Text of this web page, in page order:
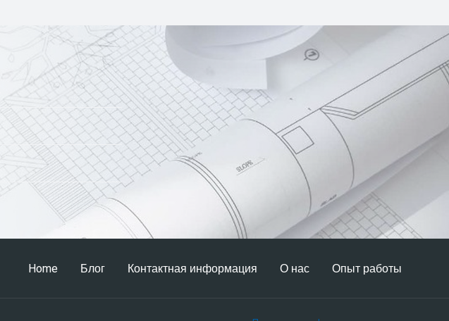
Home Блог Контактная информация О нас Опыт работы